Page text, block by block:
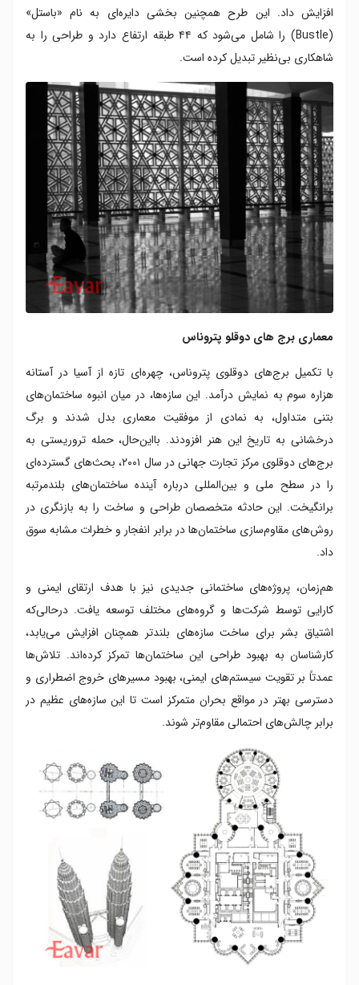
افزایش داد. این طرح همچنین بخشی دایره‌ای به نام «باستل»
(Bustle) را شامل می‌شود که ۴۴ طبقه ارتفاع دارد و طراحی را به
شاهکاری بی‌نظیر تبدیل کرده است.
معماری برج های دوقلو پتروناس
با تکمیل برج‌های دوقلوی پتروناس، چهره‌ای تازه از آسیا در آستانه
هزاره سوم به نمایش درآمد. این سازه‌ها، در میان انبوه ساختمان‌های
بتنی متداول، به نمادی از موفقیت معماری بدل شدند و برگ
درخشانی به تاریخ این هنر افزودند. بااین‌حال، حمله تروریستی به
برج‌های دوقلوی مرکز تجارت جهانی در سال ۲۰۰۱، بحث‌های گسترده‌ای
را در سطح ملی و بین‌المللی درباره آینده ساختمان‌های بلندمرتبه
برانگیخت. این حادثه متخصصان طراحی و ساخت را به بازنگری در
روش‌های مقاوم‌سازی ساختمان‌ها در برابر انفجار و خطرات مشابه سوق
داد.
هم‌زمان، پروژه‌های ساختمانی جدیدی نیز با هدف ارتقای ایمنی و
کارایی توسط شرکت‌ها و گروه‌های مختلف توسعه یافت. درحالی‌که
اشتیاق بشر برای ساخت سازه‌های بلندتر همچنان افزایش می‌یابد،
کارشناسان به بهبود طراحی این ساختمان‌ها تمرکز کرده‌اند. تلاش‌ها
عمدتاً بر تقویت سیستم‌های ایمنی، بهبود مسیرهای خروج اضطراری و
دسترسی بهتر در مواقع بحران متمرکز است تا این سازه‌های عظیم در
برابر چالش‌های احتمالی مقاوم‌تر شوند.